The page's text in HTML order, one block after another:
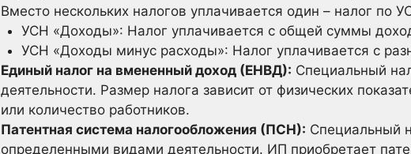
Вместо нескольких налогов уплачивается один – налог по
УСН «Доходы»: Налог уплачивается с общей суммы
УСН «Доходы минус расходы»: Налог уплачивается с
Единый налог на вмененный доход (ЕНВД): Специальный
деятельности. Размер налога зависит от физических
или количество работников.
Патентная система налогообложения (ПСН): Специальный
определенными видами деятельности. ИП приобретает